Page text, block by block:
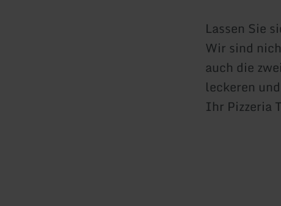
Lassen Sie
Wir sind
auch die
leckeren
Ihr Pizzeria